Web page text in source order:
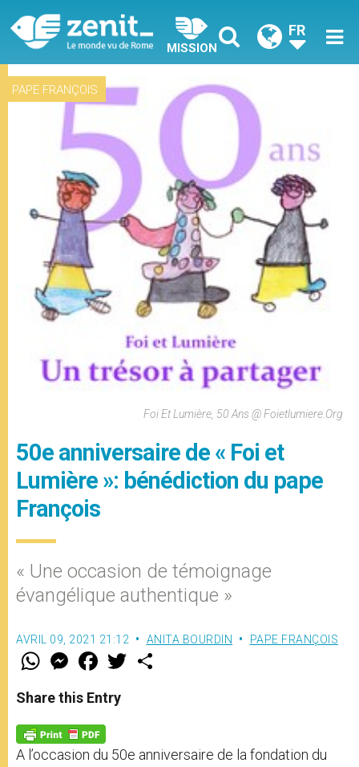
MISSION
FR
PAPE FRANÇOIS
Foi Et Lumière, 50 Ans @ Foietlumiere.org
50e anniversaire de « Foi et
Lumière »: bénédiction du pape
François
« Une occasion de témoignage
évangélique authentique »
AVRIL 09, 2021 21:12 ANITA BOURDIN PAPE FRANÇOIS
W
t
s
p
p
M
e
s
e
g
e
r
F
a
e
b
o
k
w
Share this Entry
A l’occasion du 50e anniversaire de la fondation du